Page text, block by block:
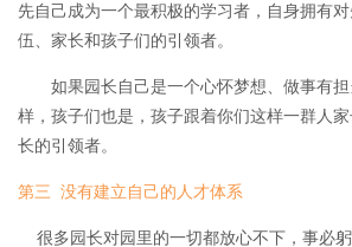
先自己成为一个最积极的学习者，自身拥有
伍、家长和孩子们的引领者。
如果园长自己是一个心怀梦想、做事有担
样，孩子们也是，孩子跟着你们这样一群人
长的引领者。
第三 没有建立自己的人才体系
很多园长对园里的一切都放心不下，事必